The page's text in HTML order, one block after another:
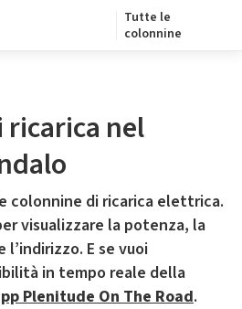
Tutte le
colonnine
nel
colonnine di ricarica elettrica.
visualizzare la potenza, la
E se vuoi
in tempo reale della
Plenitude On The Road.